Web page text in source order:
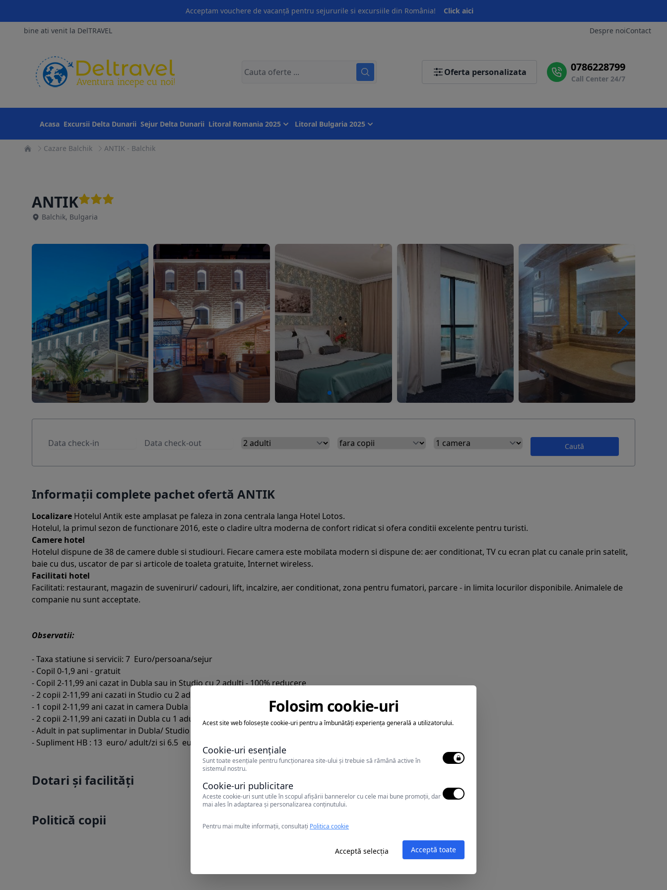
Acceptam vouchere de vacanță pentru sejururile si excursiile din România! Click aici
bine ati venit la DelTRAVEL Despre noiContact
Oferta personalizata 0786228799
Call Center 24/7
Acasa Excursii Delta Dunarii Sejur Delta Dunarii Litoral Romania 2025 Litoral Bulgaria 2025
Cazare Balchik ANTIK - Balchik
ANTIK
Balchik, Bulgaria
Caută
Informații complete pachet ofertă ANTIK
Localizare Hotelul Antik este amplasat pe faleza in zona centrala langa Hotel Lotos.
Hotelul, la primul sezon de functionare 2016, este o cladire ultra moderna de confort ridicat si ofera conditii excelente pentru turisti.
Camere hotel
Hotelul dispune de 38 de camere duble si studiouri. Fiecare camera este mobilata modern si dispune de: aer conditionat, TV cu ecran plat cu canale prin satelit,
baie cu dus, uscator de par si articole de toaleta gratuite, Internet wireless.
Facilitati hotel
Facilitati: restaurant, magazin de suveniruri/ cadouri, lift, incalzire, aer conditionat, zona pentru fumatori, parcare - in limita locurilor disponibile. Animalele de
companie nu sunt acceptate.
Observatii:
- Taxa statiune si servicii: 7 Euro/persoana/sejur
- Copil 0-1,9 ani - gratuit
- Copil 2-11,99 ani cazat in Dubla sau in Studio cu 2 adulti - 100% reducere
- 2 copii 2-11,99 ani cazati in Studio cu 2 adulti - primul copil 100% reducere, al doilea copil plateste 7 Euro/ zi
- 1 copil 2-11,99 ani cazat in camera Dubla cu 1 adult - nu are reducere
- 2 copii 2-11,99 ani cazati in Dubla cu 1 adult - tarif de camera dubla
- Adult in pat suplimentar in Dubla/ Studio - plateste 30 % din tariful pe camera (are 70% reducere).
- Supliment HB : 13 euro/ adult/zi si 6.5 euro/ copil ( 2-11,9 ani)/zi
Dotari și facilități
Politică copii
Folosim cookie-uri
Acest site web folosește cookie-uri pentru a îmbunătăți experiența generală a utilizatorului.
Cookie-uri esențiale
Sunt toate esențiale pentru funcționarea site-ului și trebuie să rămână active în
sistemul nostru.
Cookie-uri publicitare
Aceste cookie-uri sunt utile în scopul afișării bannerelor cu cele mai bune promoții, dar
mai ales în adaptarea și personalizarea conținutului.
Pentru mai multe informații, consultați Politica cookie
Acceptă selecția Acceptă toate